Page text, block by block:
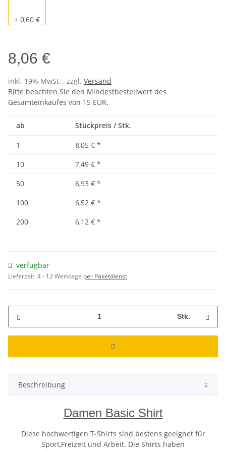
Pacific
+ 0,60 €
8,06 €
inkl. 19% MwSt. , zzgl. Versand
Bitte beachten Sie den Mindestbestellwert des
Gesamteinkaufes von 15 EUR.
ab Stückpreis / Stk.
1 8,05 € *
10
7,49 € *
50
6,93 € *
100
6,52 € *
200
6,12 € *
verfügbar
Lieferzeit:4 - 12 Werktage per Paketdienst
Stk.
Beschreibung
Damen Basic Shirt
Diese hochwertigen T-Shirts sind bestens geeignet für
Sport,Freizeit und Arbeit. Die Shirts haben